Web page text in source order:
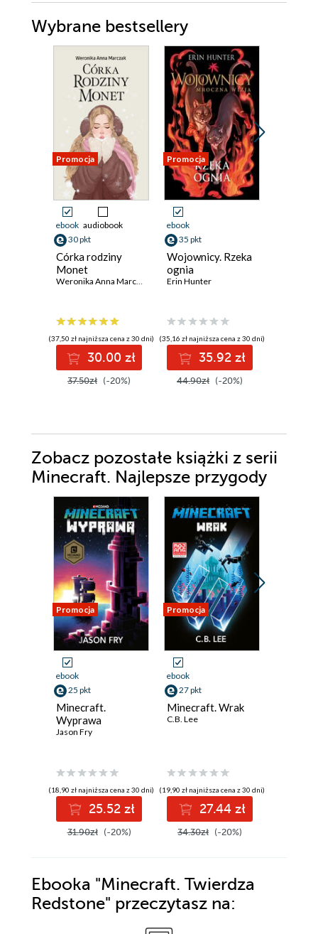
Wybrane bestsellery
Promocja
ebook audiobook
30 pkt
Córka rodziny
Monet
(37,50 zł najniższa cena z 30 dni)
30.00 zł
37.50zł (-20%)
Promocja
ebook
35 pkt
Wojownicy. Rzeka
ognia
Erin Hunter
(35,16 zł najniższa cena z 30 dni)
35.92 zł
44.90zł (-20%)
Zobacz pozostałe książki z serii
Minecraft. Najlepsze przygody
Promocja
ebook
25 pkt
Minecraft.
Wyprawa
Jason Fry
(18,90 zł najniższa cena z 30 dni)
25.52 zł
31.90zł (-20%)
Promocja
ebook
27 pkt
Minecraft. Wrak
C.B. Lee
(19,90 zł najniższa cena z 30 dni)
27.44 zł
34.30zł (-20%)
Ebooka "Minecraft. Twierdza
Redstone" przeczytasz na: